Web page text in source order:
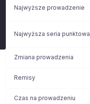
Najwyższe prowadzenie
Najwyższa seria punktowa
Zmiana prowadzenia
Remisy
Czas na prowadzeniu